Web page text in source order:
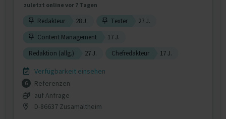
zuletzt online vor 7 Tagen
Redakteur 28 J. Texter
27 J.
Content Management
17 J.
Redaktion (allg.)
27 J. Chefredakteur 17 J.
Verfügbarkeit einsehen
6
Referenzen
auf Anfrage
D-86637 Zusamaltheim